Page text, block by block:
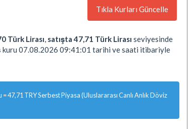
Tıkla Kurları Güncelle
Türk Lirası satışta 47,71 Türk Lirası seviyesinde
kuru 07.08.2026 09:41:01 tarihi ve saati itibariyle
47,71 TRY Serbest Piyasa (Uluslararası Canlı Anlık Döviz